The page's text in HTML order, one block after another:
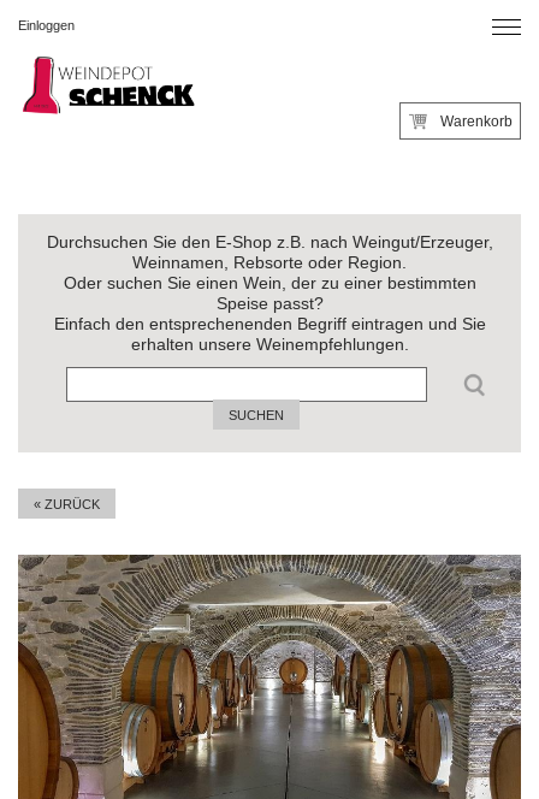
Einloggen
Warenkorb
Durchsuchen Sie den E-Shop z.B. nach Weingut/Erzeuger,
Weinnamen, Rebsorte oder Region.
Oder suchen Sie einen Wein, der zu einer bestimmten
Speise passt?
Einfach den entsprechenenden Begriff eintragen und Sie
erhalten unsere Weinempfehlungen.
SUCHEN
« ZURÜCK